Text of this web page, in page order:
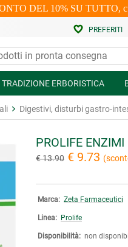
DEL 10% SU TUTTO,
PREFERITI
TRADIZIONE ERBORISTICA
Digestivi, disturbi gastro-
PROLIFE ENZIMI
€ 13.90 € 9.73
Marca: Zeta Farmaceutici
Linea: Prolife
Disponibilità: non